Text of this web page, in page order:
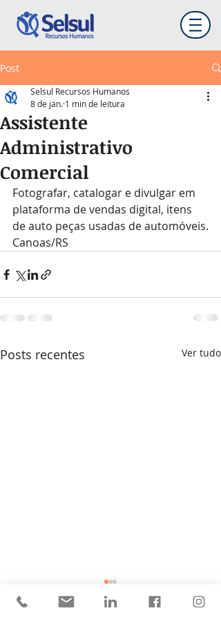
Post
Assistente
Administrativo
Comercial
Selsul Recursos Humanos
8 de jan. 1 min de leitura
Fotografar, catalogar e divulgar em
plataforma de vendas digital, itens
de auto peças usadas de automóveis.
Canoas/RS
Posts recentes Ver tudo
Mecânico de Pista